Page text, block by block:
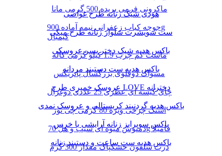
ماکرونی فرمی بریده 500 گرمی مانا
جوجه کباب زعفرانی نیمه آماده 900g
کیمبال
ماست کم چرب 1.9 کیلو گرمی کاله
مسواک دوقلوی بزرگسال پاتریکس
چای کیسه ای عطری 25 عددی دوغزال
اسنک چرخی ویژه 80 گرمی چی توز
دمنوش میوه ای سیب و هل 70g فامیلا
ذرت سلفون خشکپاک مقدار 300 گرم
هودی شیک زنانه طرح غواصی
ست سویشرت شلوار زنانه طرح میکی
باکس هدیه شیک دختر پسر عروسکی
باکس هدیه ست دستبند مردانه
عروسک خمیری طرح LOVE دخترانه
باکس هدیه گردنبند کریستالی و عروسک نمدی
باکس سوپرایز زنانه آرایشی با خرس
باکس هدیه ست ساعت و دستبند زنانه